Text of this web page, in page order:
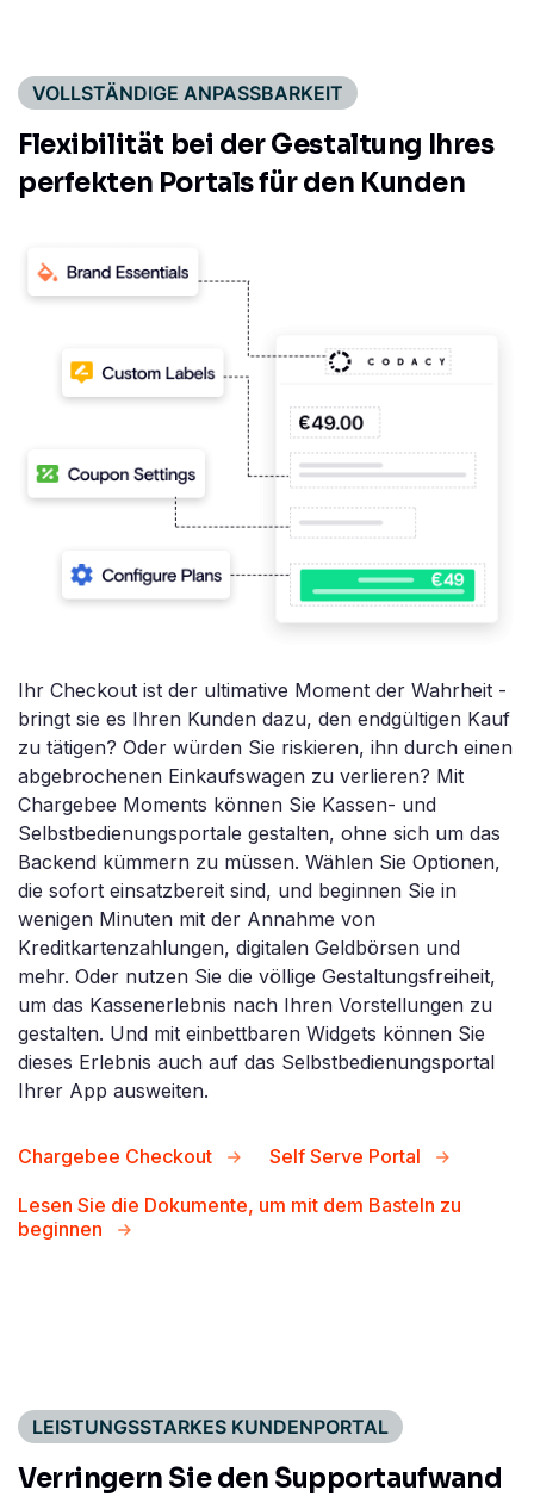
VOLLSTÄNDIGE ANPASSBARKEIT
Flexibilität bei der Gestaltung Ihres
perfekten Portals für den Kunden
Ihr Checkout ist der ultimative Moment der Wahrheit -
bringt sie es Ihren Kunden dazu, den endgültigen Kauf
zu tätigen? Oder würden Sie riskieren, ihn durch einen
abgebrochenen Einkaufswagen zu verlieren? Mit
Chargebee Moments können Sie Kassen- und
Selbstbedienungsportale gestalten, ohne sich um das
Backend kümmern zu müssen. Wählen Sie Optionen,
die sofort einsatzbereit sind, und beginnen Sie in
wenigen Minuten mit der Annahme von
Kreditkartenzahlungen, digitalen Geldbörsen und
mehr. Oder nutzen Sie die völlige Gestaltungsfreiheit,
um das Kassenerlebnis nach Ihren Vorstellungen zu
gestalten. Und mit einbettbaren Widgets können Sie
dieses Erlebnis auch auf das Selbstbedienungsportal
Ihrer App ausweiten.
Chargebee Checkout Self Serve Portal
Lesen Sie die Dokumente, um mit dem Basteln zu
beginnen
LEISTUNGSSTARKES KUNDENPORTAL
Verringern Sie den Supportaufwand